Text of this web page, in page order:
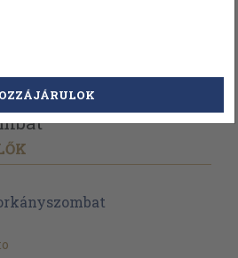
Válasszon példányt